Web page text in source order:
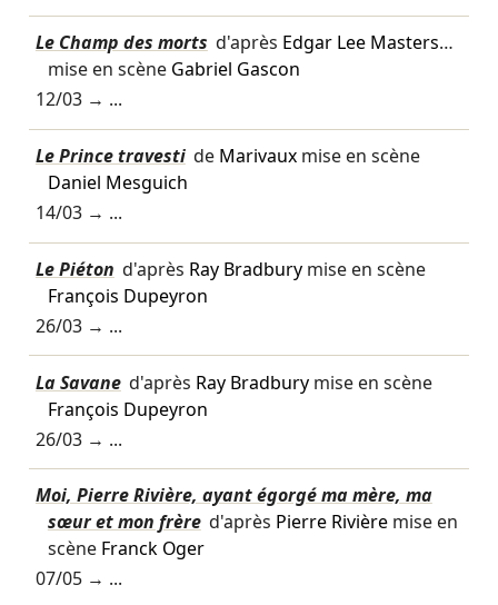
Le Champ des morts d'après Edgar Lee Masters…
mise en scène Gabriel Gascon
12/03→ ...
Le Prince travesti de Marivauxmise en scène
Daniel Mesguich
14/03→ ...
Le Piéton d'après Ray Bradburymise en scène
François Dupeyron
26/03→ ...
La Savane d'après Ray Bradburymise en scène
François Dupeyron
26/03→ ...
Moi, Pierre Rivière, ayant égorgé ma mère, ma
sœur et mon frère d'après Pierre Rivièremise en
scène Franck Oger
07/05→ ...